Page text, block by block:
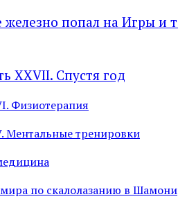
железно попал на Игры и
XXVII. Спустя год
Физиотерапия
Ментальные тренировки
по скалолазанию в Шамони